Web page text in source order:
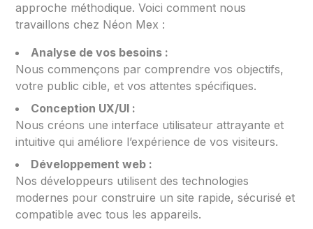
approche méthodique. Voici comment nous
travaillons chez Néon Mex :
Analyse de vos besoins :
Nous commençons par comprendre vos objectifs,
votre public cible, et vos attentes spécifiques.
Conception UX/UI :
Nous créons une interface utilisateur attrayante et
intuitive qui améliore l’expérience de vos visiteurs.
Développement web :
Nos développeurs utilisent des technologies
modernes pour construire un site rapide, sécurisé et
compatible avec tous les appareils.